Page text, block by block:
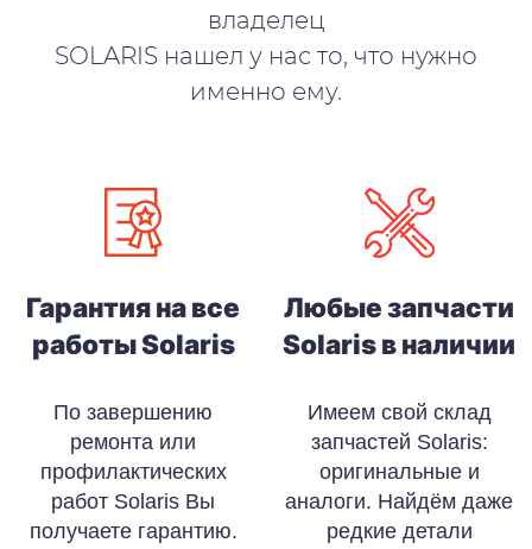
владелец
SOLARIS нашел у нас то, что нужно
именно ему.
Гарантия на все
работы Solaris
По завершению
ремонта или
профилактических
работ Solaris Вы
получаете гарантию.
Любые запчасти
Solaris в наличии
Имеем свой склад
запчастей Solaris:
оригинальные и
аналоги. Найдём даже
редкие детали